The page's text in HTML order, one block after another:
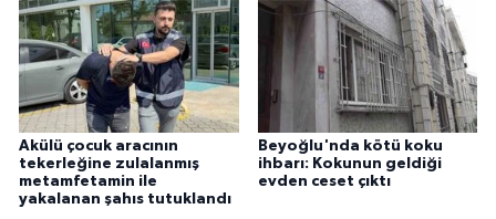
Akülü çocuk aracının
tekerleğine zulalanmış
metamfetamin ile
yakalanan şahıs tutuklandı
Beyoğlu'nda kötü koku
ihbarı: Kokunun geldiği
evden ceset çıktı